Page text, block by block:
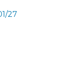
27